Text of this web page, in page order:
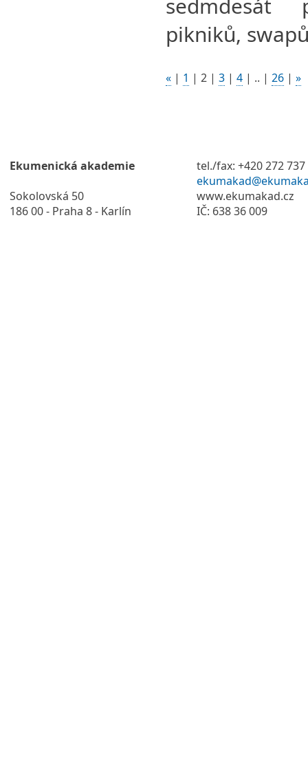
sedmdesát
pikniků,
« | 1 | 2 | 3 | 4 | .. | 26 | »
Ekumenická akademie
Sokolovská 50
186 00 - Praha 8 - Karlín
tel./fax: +420 272 737
www.ekumakad.cz
IČ: 638 36 009